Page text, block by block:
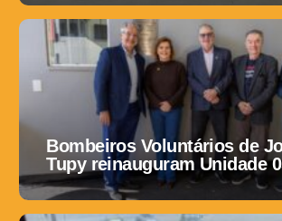
Bombeiros Voluntários de
Tupy reinauguram Unidade